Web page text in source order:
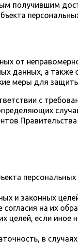
получившим
от
данных, а
меры для
с
и законных
на их
целей, если иное
в